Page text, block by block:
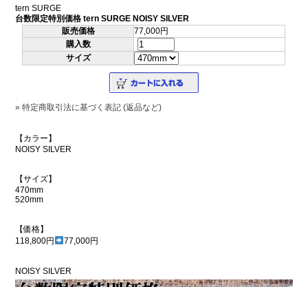
tern SURGE
台数限定特別価格 tern SURGE NOISY SILVER
販売価格
77,000円
購入数
サイズ
» 特定商取引法に基づく表記 (返品など)
【カラー】
NOISY SILVER
【サイズ】
470mm
520mm
【価格】
118,800円
77,000円
NOISY SILVER